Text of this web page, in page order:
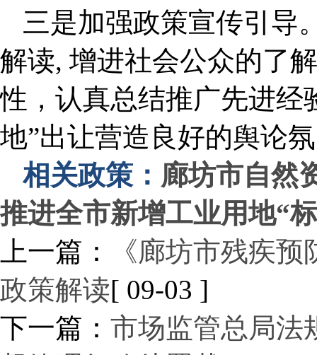
三是加强政策宣传引导
解读, 增进社会公众的了
性，认真总结推广先进经
地”出让营造良好的舆论
相关政策： 廊坊市自然
推进全市新增工业用地“
上一篇：
《廊坊市残疾
政策解读[ 09-03 ]
下一篇： 市场监管总局法